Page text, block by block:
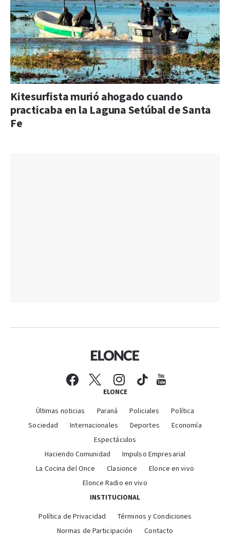
Kitesurfista murió ahogado cuando
practicaba en la Laguna Setúbal de Santa
Fe
ELONCE
Últimas noticias Paraná Policiales
Política
Sociedad
Internacionales Deportes
Economía
Espectáculos
Haciendo Comunidad
Impulso Empresarial
La Cocina del Once
Clasionce
Elonce en vivo
Elonce Radio en vivo
INSTITUCIONAL
Política de Privacidad
Términos y Condiciones
Normas de Participación
Contacto